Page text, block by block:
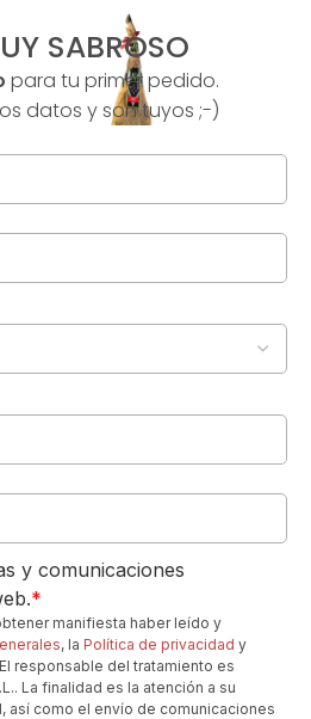
á
n
a
0
8
n
s
q
u
e
SABROSO
para tu primer pedido.
datos y son tuyos ;-)
y comunicaciones
*
manifiesta haber leído y
, la Política de privacidad y
responsable del tratamiento es
La finalidad es la atención a su
así como el envío de comunicaciones